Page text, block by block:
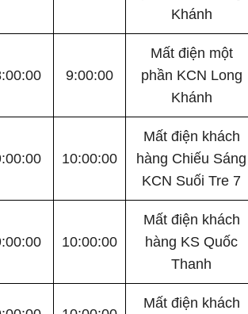
Khánh
9:00:00
Mất điện một
phần KCN Long
Khánh
10:00:00
Mất điện khách
hàng Chiếu Sáng
KCN Suối Tre 7
10:00:00
Mất điện khách
hàng KS Quốc
Thanh
Mất điện khách